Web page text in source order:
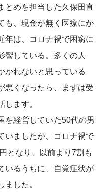
とめを担当した久保田直
も、現金が無く医療にか
年は、コロナ禍で困窮に
響している。多くの人
かれないと思っている
悪くなったら、まずは受
ます。
経営していた50代の男
いましたが、コロナ禍で
となり、以前より7割も
いるうちに、自覚症状が
した。